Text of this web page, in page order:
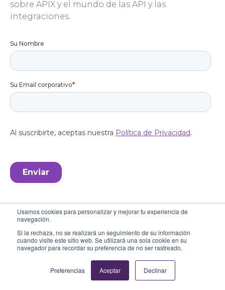
Usamos cookies para personalizar y mejorar tu experiencia de
navegación.
Si la rechaza, no se realizará un seguimiento de su información
cuando visite este sitio web. Se utilizará una sola cookie en su
navegador para recordar su preferencia de no ser rastreado.
Preferencias Aceptar Declinar
sobre APIX y el mundo de las API y las
integraciones.
© 2025 Sensedia. All rights reserved.